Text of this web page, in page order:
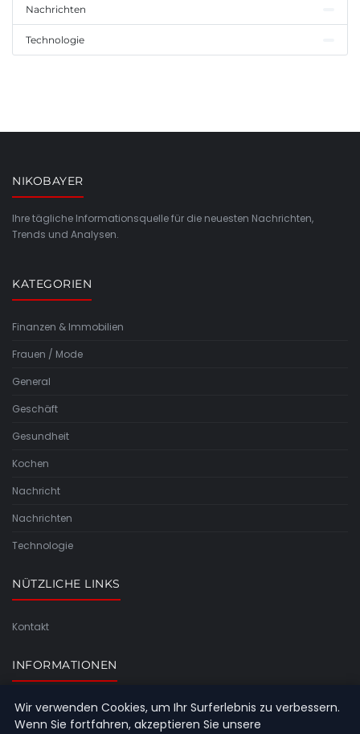
Nachrichten
Technologie
NIKOBAYER
Ihre tägliche Informationsquelle für die neuesten Nachrichten,
Trends und Analysen.
KATEGORIEN
Finanzen & Immobilien
Frauen / Mode
General
Geschäft
Gesundheit
Kochen
Nachricht
Nachrichten
Technologie
NÜTZLICHE LINKS
Kontakt
INFORMATIONEN
Seitenübersicht
Wir verwenden Cookies, um Ihr Surferlebnis zu verbessern.
Wenn Sie fortfahren, akzeptieren Sie unsere